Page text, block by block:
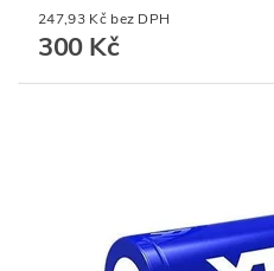
247,93 Kč bez DPH
300 Kč